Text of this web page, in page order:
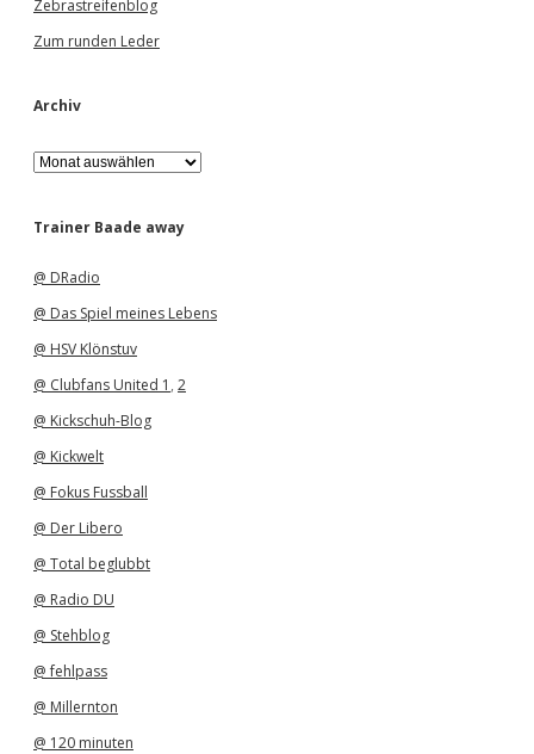
Zebrastreifenblog
Zum runden Leder
Archiv
A
r
h
Trainer Baade away
@ DRadio
@ Das Spiel meines Lebens
@ HSV Klönstuv
@ Clubfans United 1 , 2
@ Kickschuh-Blog
@ Kickwelt
@ Fokus Fussball
@ Der Libero
@ Total beglubbt
@ Radio DU
@ Stehblog
@ fehlpass
@ Millernton
@ 120 minuten